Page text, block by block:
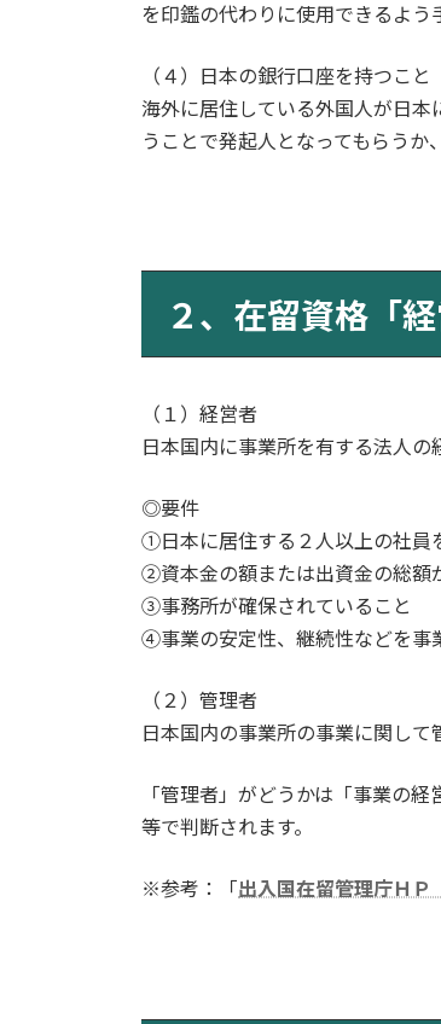
を印鑑の代わりに使用できるよう
（４）日本の銀行口座を持つこと
海外に居住している外国人が日本
うことで発起人となってもらうか
２、在留資格「
（１）経営者
日本国内に事業所を有する法人の
◎要件
①日本に居住する２人以上の社員
②資本金の額または出資金の総額
③事務所が確保されていること
④事業の安定性、継続性などを事
（２）管理者
日本国内の事業所の事業に関して
「管理者」がどうかは「事業の
等で判断されます。
※参考：「出入国在留管理庁ＨＰ